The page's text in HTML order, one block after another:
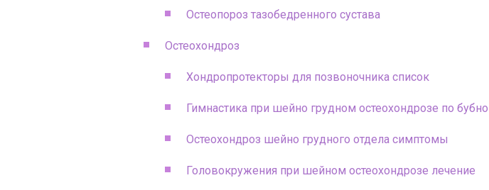
Остеопороз тазобедренного сустава
Остеохондроз
Хондропротекторы для позвоночника список
Гимнастика при шейно грудном остеохондрозе по
Остеохондроз шейно грудного отдела симптомы
Головокружения при шейном остеохондрозе лечение